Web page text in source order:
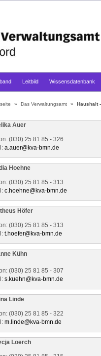
Leitbild Wissensdatenbank
» Das Verwaltungsamt » Haushalt
Auer
(030) 25 81 85 - 326
a.auer@kva-bmn.de
Hoehne
(030) 25 81 85 - 313
c.hoehne@kva-bmn.de
Höfer
(030) 25 81 85 - 313
t.hoefer@kva-bmn.de
Kühn
(030) 25 81 85 - 307
s.kuehn@kva-bmn.de
Linde
(030) 25 81 85 - 322
m.linde@kva-bmn.de
Loerch